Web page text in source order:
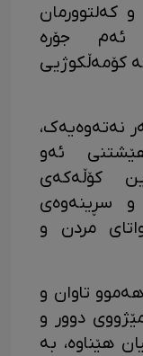
کەلتوورمان
ئەم جۆرە
کۆمەڵکوژیی
نەتەوەیەک،
ئەو
کۆڵەکەی
و سڕینەوەی
مردن و
تاوان و
دوور و
هێناوە، بە